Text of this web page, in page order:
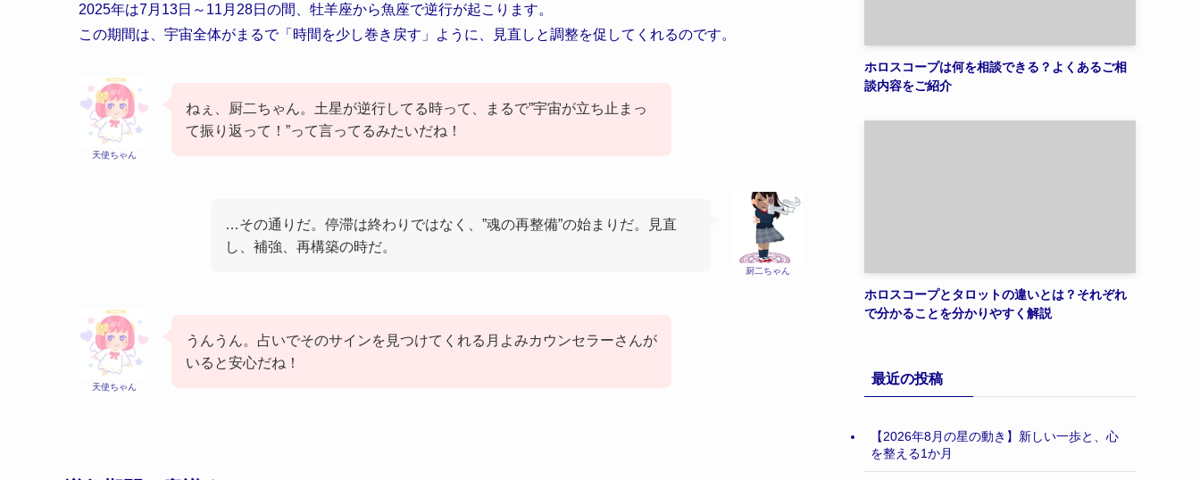
2025年は7月13日～11月28日の間、牡羊座から魚座で逆行が起こります。
この期間は、宇宙全体がまるで「時間を少し巻き戻す」ように、見直しと調整を促してくれるのです。
天使ちゃん
ねぇ、厨二ちゃん。土星が逆行してる時って、まるで”宇宙が立ち止まっ
て振り返って！”って言ってるみたいだね！
厨二ちゃん
…その通りだ。停滞は終わりではなく、”魂の再整備”の始まりだ。見直
し、補強、再構築の時だ。
天使ちゃん
うんうん。占いでそのサインを見つけてくれる月よみカウンセラーさんが
いると安心だね！
ホロスコープは何を相談できる？よくあるご相
談内容をご紹介
ホロスコープとタロットの違いとは？それぞれ
で分かることを分かりやすく解説
最近の投稿
【2026年8月の星の動き】新しい一歩と、心
を整える1か月